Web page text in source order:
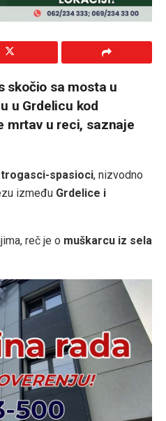
skočio sa mosta u
u Grdelicu kod
mrtav u reci, saznaje
spasioci, nizvodno
između Grdelice i
reč je o muškarcu iz sela